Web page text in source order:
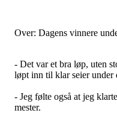
Over: Dagens vinnere
- Det var et bra løp, uten
løpt inn til klar seier under
- Jeg følte også at jeg
mester.